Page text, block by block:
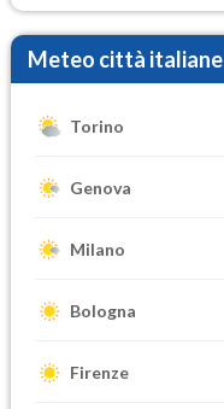
Meteo città italiane
Torino
Genova
Milano
Bologna
Firenze